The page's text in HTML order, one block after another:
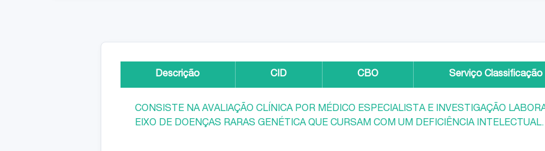
Descrição CID CBO Serviço Classificação
CONSISTE NA AVALIAÇÃO CLÍNICA POR MÉDICO ESPECIALISTA E INVESTIGAÇÃO
EIXO DE DOENÇAS RARAS GENÉTICA QUE CURSAM COM UM DEFICIÊNCIA INTELECTUAL.